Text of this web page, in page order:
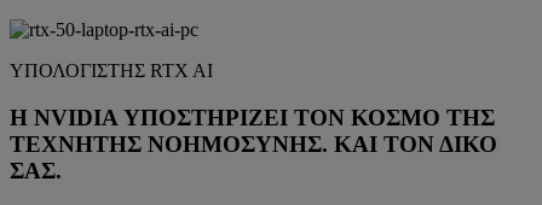
ΥΠΟΛΟΓΙΣΤΗΣ RTX AI
Η NVIDIA ΥΠΟΣΤΗΡΙΖΕΙ ΤΟΝ ΚΟΣΜΟ ΤΗΣ
ΤΕΧΝΗΤΗΣ ΝΟΗΜΟΣΥΝΗΣ. ΚΑΙ ΤΟΝ ΔΙΚΟ
ΣΑΣ.